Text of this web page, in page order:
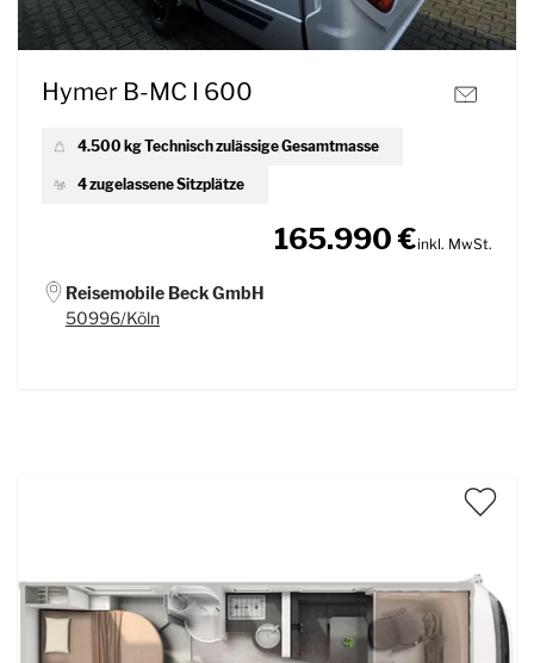
Hymer B-MC I 600
4.500 kg Technisch zulässige Gesamtmasse
4 zugelassene Sitzplätze
inkl. MwSt.
165.990 €
Reisemobile Beck GmbH
50996/Köln